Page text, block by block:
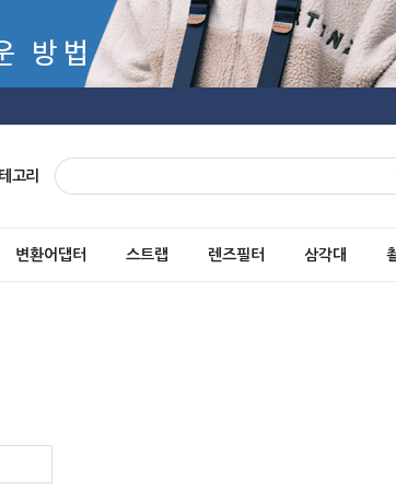
고리
변환어댑터 스트랩 렌즈필터 삼각대